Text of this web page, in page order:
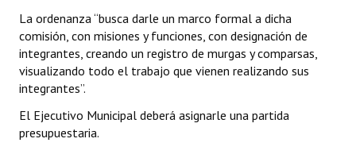
La ordenanza “busca darle un marco formal a dicha
comisión, con misiones y funciones, con designación de
integrantes, creando un registro de murgas y comparsas,
visualizando todo el trabajo que vienen realizando sus
integrantes”.
El Ejecutivo Municipal deberá asignarle una partida
presupuestaria.